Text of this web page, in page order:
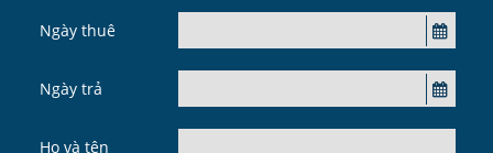
Ngày thuê
Ngày trả
Họ và tên